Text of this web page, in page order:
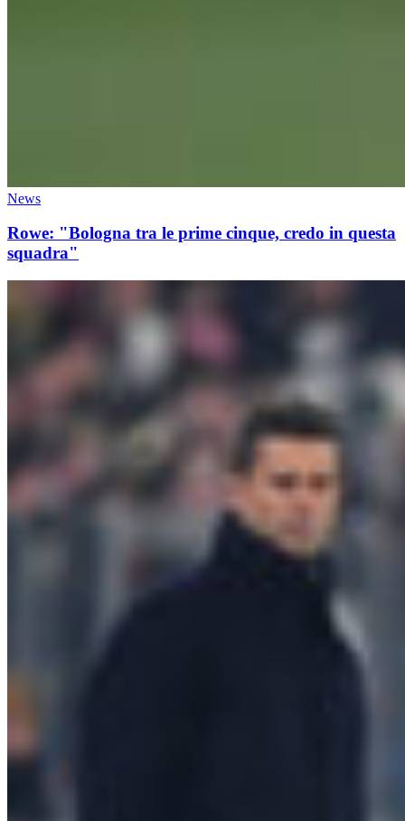
News
Rowe: "Bologna tra le prime cinque, credo in questa
squadra"